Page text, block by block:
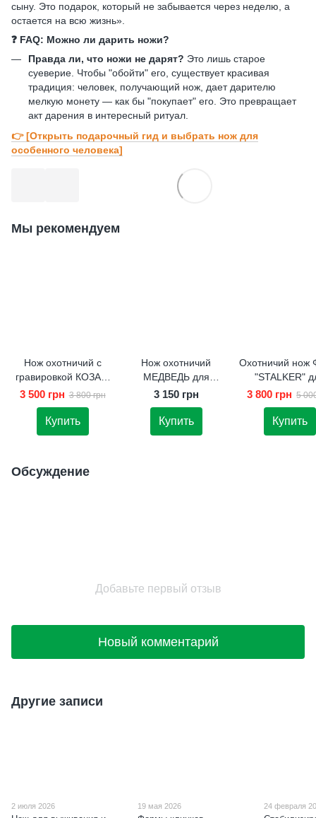
сыну. Это подарок, который не забывается через неделю, а
остается на всю жизнь».
❓ FAQ: Можно ли дарить ножи?
Правда ли, что ножи не дарят? Это лишь старое
суеверие. Чтобы "обойти" его, существует красивая
традиция: человек, получающий нож, дает дарителю
мелкую монету — как бы "покупает" его. Это превращает
акт дарения в интересный ритуал.
👉 [Открыть подарочный гид и выбрать нож для
особенного человека]
Мы рекомендуем
Нож охотничий с
гравировкой КОЗАК.
Подарок мужчине
3 500 грн 3 800 грн
Купить
Нож охотничий
МЕДВЕДЬ для
активного отдыха
3 150 грн
Купить
Охотничий нож
"STALKER"
активного
3 800 грн 5
Купить
Обсуждение
Добавьте первый отзыв
Новый комментарий
Другие записи
2 июля 2026 19 мая 2026 24 февраля